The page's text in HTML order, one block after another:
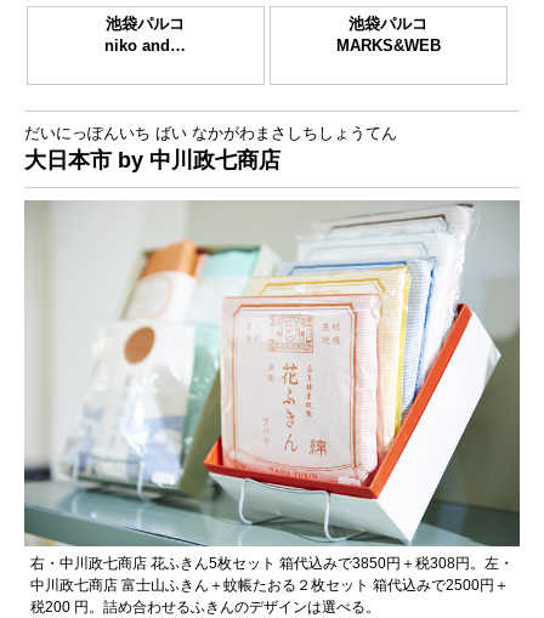
池袋パルコ
niko and…
池袋パルコ
MARKS&WEB
だいにっぽんいち ばい なかがわまさしちしょうてん
大日本市 by 中川政七商店
右・中川政七商店 花ふきん5枚セット 箱代込みで3850円＋税308円。左・
中川政七商店 富士山ふきん＋蚊帳たおる２枚セット 箱代込みで2500円＋
税200 円。詰め合わせるふきんのデザインは選べる。